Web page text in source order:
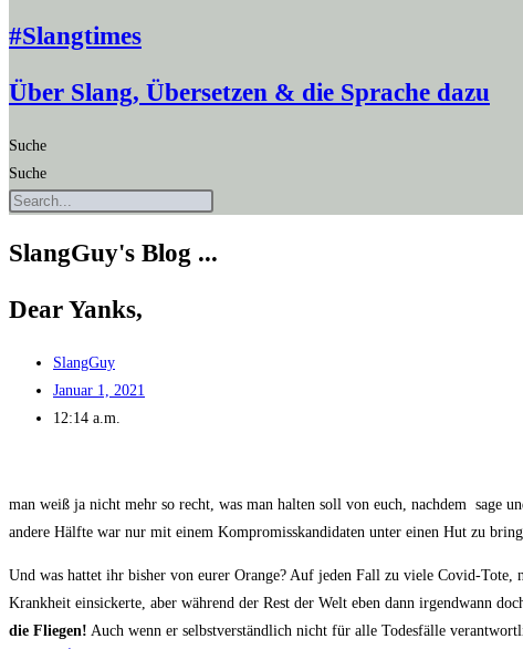
#Slangtimes
Über Slang, Übersetzen & die Sprache dazu
Suche
Suche
SlangGuy's Blog ...
Dear Yanks,
SlangGuy
Januar 1, 2021
12:14 a.m.
man weiß ja nicht mehr so recht, was man hal­ten soll von euch, nach­dem sage
ande­re Hälf­te war nur mit einem Kom­pro­miss­kan­di­da­ten unter einen Hut zu
Und was hat­tet ihr bis­her von eurer Oran­ge? Auf jeden Fall zu vie­le Covid-Tote,
Krank­heit ein­si­cker­te, aber wäh­rend der Rest der Welt eben dann irgend­wann
die Flie­gen! Auch wenn er selbst­ver­ständ­lich nicht für alle Todes­fäl­le